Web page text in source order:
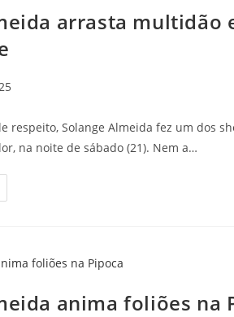
arrasta multidão
respeito, Solange Almeida fez um dos
na noite de sábado (21). Nem a…
anima foliões na